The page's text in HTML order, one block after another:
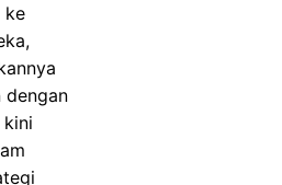
ke
dengan
kini